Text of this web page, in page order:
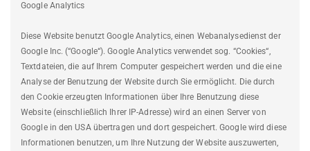
Google Analytics
Diese Website benutzt Google Analytics, einen Webanalysedienst der
Google Inc. (“Google“). Google Analytics verwendet sog. “Cookies“,
Textdateien, die auf Ihrem Computer gespeichert werden und die eine
Analyse der Benutzung der Website durch Sie ermöglicht. Die durch
den Cookie erzeugten Informationen über Ihre Benutzung diese
Website (einschließlich Ihrer IP-Adresse) wird an einen Server von
Google in den USA übertragen und dort gespeichert. Google wird diese
Informationen benutzen, um Ihre Nutzung der Website auszuwerten,